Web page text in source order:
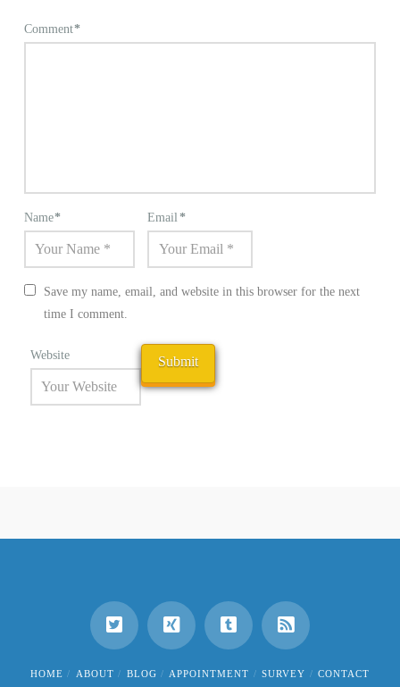
Comment*
Name* Email*
Save my name, email, and website in this browser for the next
time I comment.
Website
HOME ABOUT BLOG APPOINTMENT SURVEY CONTACT